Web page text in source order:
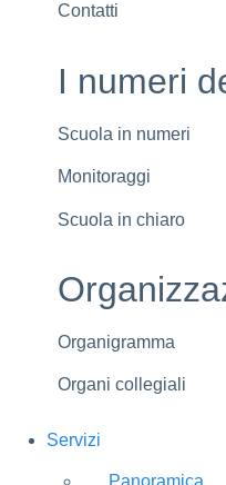
Contatti
I numeri
Scuola in numeri
Monitoraggi
Scuola in chiaro
Organigramma
Organi collegiali
Servizi
Panoramica